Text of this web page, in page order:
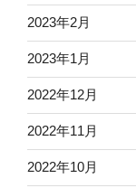
2023年2月
2023年1月
2022年12月
2022年11月
2022年10月